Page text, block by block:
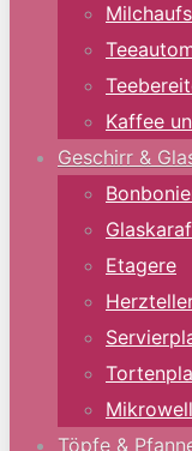
Kaffee
Geschirr &
Etagere
Töpfe &